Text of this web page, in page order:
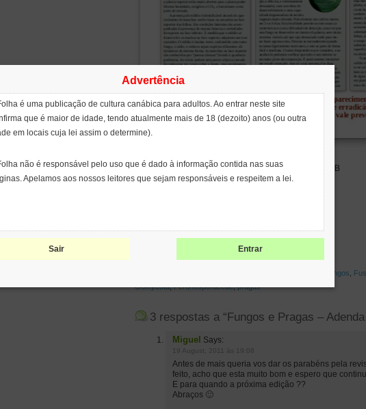
Tamanho: 483.5 kB
fungos
Oomycota,Peronosporaceae,pragas
3 respostas a “Fungos e Pragas –
Miguel Says:
19 August, 2011 às 19:08
Antes de mais queria vos dar os parabéns pela
feito, acho que esta muito bom e espero que
E para quando a próxima edição ??
Abraços 🙂
Advertência
é uma publicação de cultura canábica para adultos. Ao entrar neste site
que é maior de idade, tendo atualmente mais de 18 (dezoito) anos (ou outra
em locais cuja lei assim o determine).
não é responsável pelo uso que é dado à informação contida nas suas
Apelamos aos nossos leitores que sejam responsáveis e respeitem a lei.
Sair Entrar